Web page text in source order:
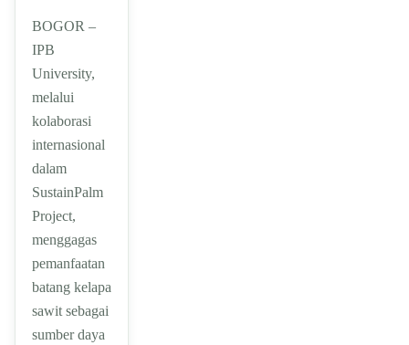
BOGOR –
IPB
University,
melalui
kolaborasi
internasional
dalam
SustainPalm
Project,
menggagas
pemanfaatan
batang kelapa
sawit sebagai
sumber daya